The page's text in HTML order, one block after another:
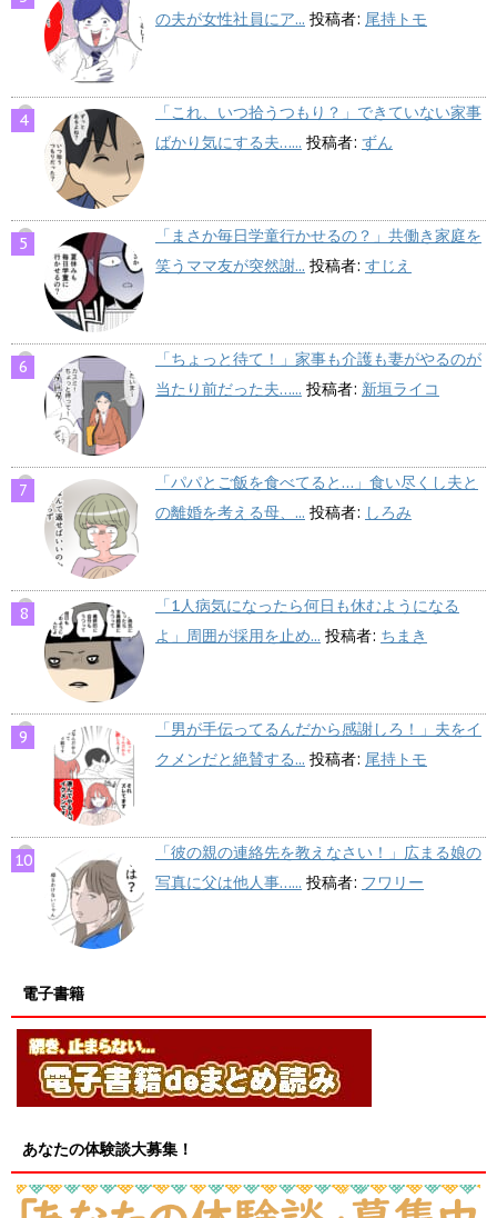
の夫が女性社員にア... 投稿者: 尾持トモ
「これ、いつ拾うつもり？」できていない家事
ばかり気にする夫…... 投稿者: ずん
「まさか毎日学童行かせるの？」共働き家庭を
笑うママ友が突然謝... 投稿者: すじえ
「ちょっと待て！」家事も介護も妻がやるのが
当たり前だった夫…... 投稿者: 新垣ライコ
「パパとご飯を食べてると…」食い尽くし夫と
の離婚を考える母、... 投稿者: しろみ
「1人病気になったら何日も休むようになる
よ」周囲が採用を止め... 投稿者: ちまき
「男が手伝ってるんだから感謝しろ！」夫をイ
クメンだと絶賛する... 投稿者: 尾持トモ
「彼の親の連絡先を教えなさい！」広まる娘の
写真に父は他人事…... 投稿者: フワリー
電子書籍
あなたの体験談大募集！